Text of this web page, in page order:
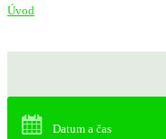
Úvod
Datum a čas